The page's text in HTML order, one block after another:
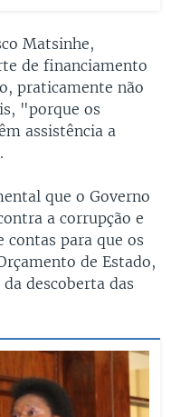
Matsinhe,
de financiamento
praticamente não
"porque os
assistência a
que o Governo
a corrupção e
contas para que os
de Estado,
descoberta das